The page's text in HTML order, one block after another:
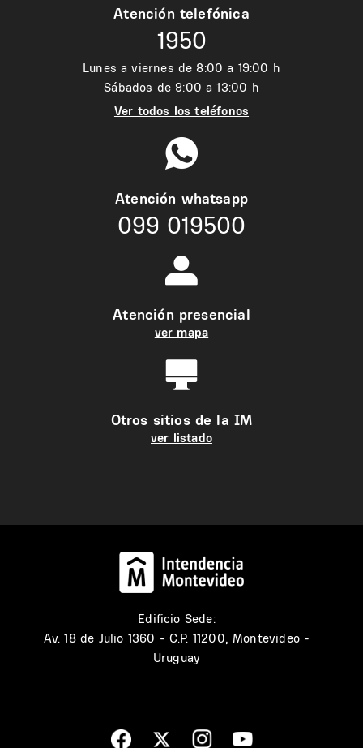
Atención telefónica
1950
Lunes a viernes de 8:00 a 19:00 h
Sábados de 9:00 a 13:00 h
Ver todos los teléfonos
Atención whatsapp
099 019500
Atención presencial
ver mapa
Otros sitios de la IM
ver listado
Edificio Sede:
Av. 18 de Julio 1360 - C.P. 11200, Montevideo -
Uruguay